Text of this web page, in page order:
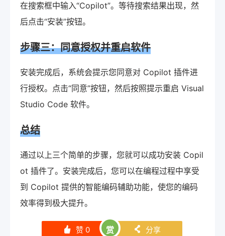
在搜索框中输入“Copilot”。等待搜索结果出现，然
后点击“安装”按钮。
步骤三：同意授权并重启软件
安装完成后，系统会提示您同意对 Copilot 插件进
行授权。点击“同意”按钮，然后按照提示重启 Visual
Studio Code 软件。
总结
通过以上三个简单的步骤，您就可以成功安装 Copil
ot 插件了。安装完成后，您可以在编程过程中享受
到 Copilot 提供的智能编码辅助功能，使您的编码
效率得到极大提升。
󰄼 赞 0 赏 󰄯 分享